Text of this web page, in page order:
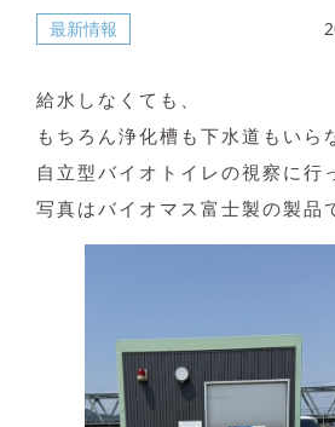
最新情報
給水しなくても、
もちろん浄化槽も下水道もいら
自立型バイオトイレの視察に行
写真はバイオマス富士製の製品